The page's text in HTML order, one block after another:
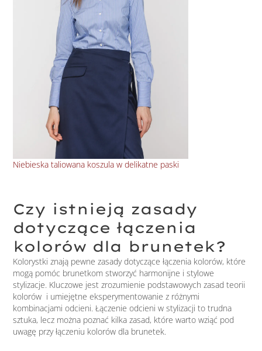
Niebieska taliowana koszula w delikatne paski
Czy istnieją zasady
dotyczące łączenia
kolorów dla brunetek?
Kolorystki znają pewne zasady dotyczące łączenia kolorów, które
mogą pomóc brunetkom stworzyć harmonijne i stylowe
stylizacje. Kluczowe jest zrozumienie podstawowych zasad teorii
kolorów i umiejętne eksperymentowanie z różnymi
kombinacjami odcieni. Łączenie odcieni w stylizacji to trudna
sztuka, lecz można poznać kilka zasad, które warto wziąć pod
uwagę przy łączeniu kolorów dla brunetek.